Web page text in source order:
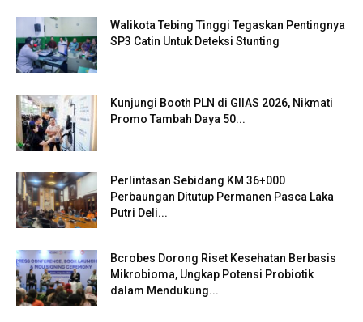
Walikota Tebing Tinggi Tegaskan Pentingnya
SP3 Catin Untuk Deteksi Stunting
Kunjungi Booth PLN di GIIAS 2026, Nikmati
Promo Tambah Daya 50...
Perlintasan Sebidang KM 36+000
Perbaungan Ditutup Permanen Pasca Laka
Putri Deli...
Bcrobes Dorong Riset Kesehatan Berbasis
Mikrobioma, Ungkap Potensi Probiotik
dalam Mendukung...